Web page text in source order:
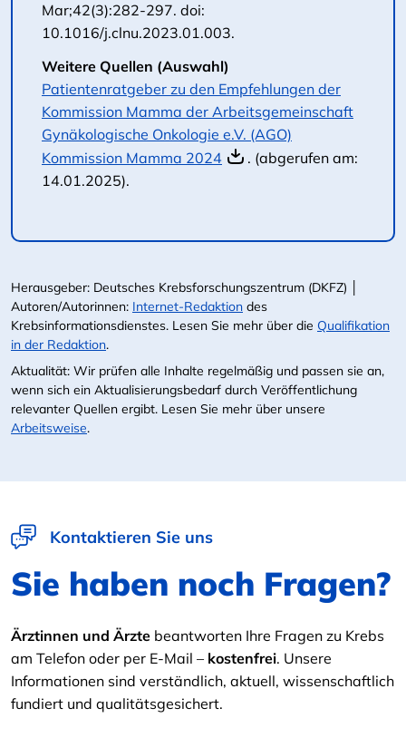
Mar;42(3):282-297. doi:
10.1016/j.clnu.2023.01.003.
Weitere Quellen (Auswahl)
Patientenratgeber zu den Empfehlungen der
Kommission Mamma der Arbeitsgemeinschaft
Gynäkologische Onkologie e.V. (AGO)
Kommission Mamma 2024
. (abgerufen am:
14.01.2025).
Herausgeber: Deutsches Krebsforschungszentrum (DKFZ) │
Autoren/Autorinnen: Internet-Redaktion des
Krebsinformationsdienstes. Lesen Sie mehr über die Qualifikation
in der Redaktion.
Aktualität: Wir prüfen alle Inhalte regelmäßig und passen sie an,
wenn sich ein Aktualisierungsbedarf durch Veröffentlichung
relevanter Quellen ergibt. Lesen Sie mehr über unsere
Arbeitsweise.
Kontaktieren Sie uns
Sie haben noch Fragen?
Ärztinnen und Ärzte beantworten Ihre Fragen zu Krebs
am Telefon oder per E-Mail – kostenfrei. Unsere
Informationen sind verständlich, aktuell, wissenschaftlich
fundiert und qualitätsgesichert.